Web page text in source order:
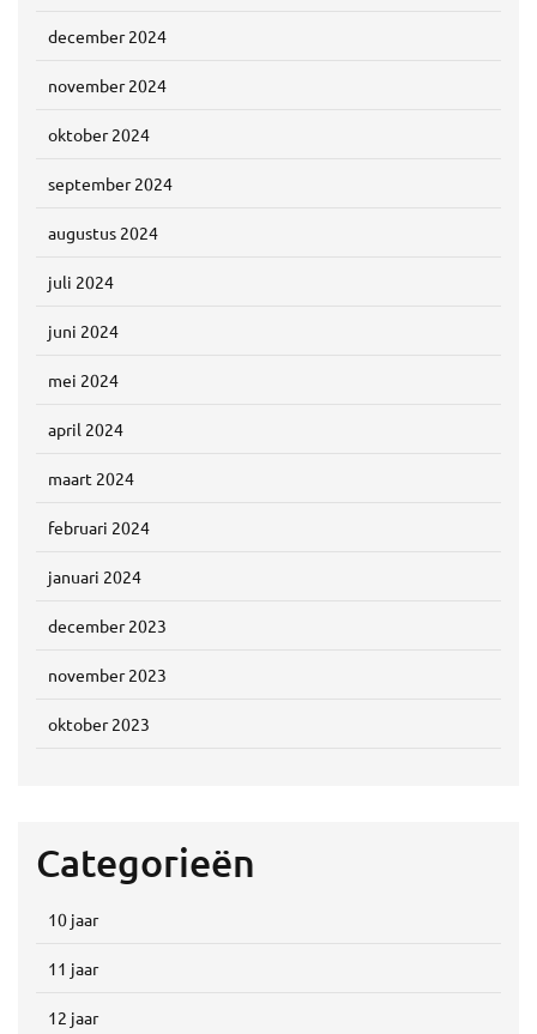
december 2024
november 2024
oktober 2024
september 2024
augustus 2024
juli 2024
juni 2024
mei 2024
april 2024
maart 2024
februari 2024
januari 2024
december 2023
november 2023
oktober 2023
Categorieën
10 jaar
11 jaar
12 jaar